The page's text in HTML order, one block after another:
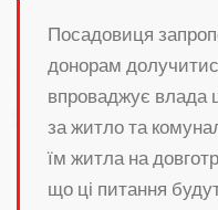
Посадовиця
донорам
впроваджує влада
за житло та
їм житла на
що ці питання